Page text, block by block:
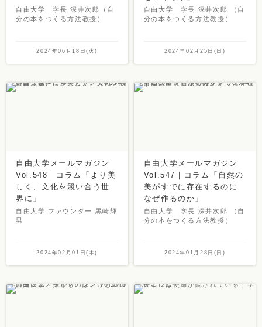
自由大学 学長 深井次郎（自
分の本をつくる方法教授）
2024年06月18日(火)
自由大学 学長 深井次郎 （自
分の本をつくる方法教授）
2024年02月25日(日)
自由大学メールマガジン
Vol.548｜コラム「より美
しく、文化を競い合う世
界に」
自由大学 ファウンダー 黒崎輝
男
2024年02月01日(木)
自由大学メールマガジン
Vol.547｜コラム「自然の
美がすでに存在するのに
なぜ作るのか」
自由大学 学長 深井次郎 （自
分の本をつくる方法教授）
2024年01月28日(日)